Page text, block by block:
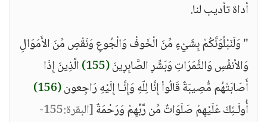
أداة تأديب لنا.
" وَلَنَبْلُوَنَّكُمْ بِشَيْءٍ مِّنَ الْخَوفْ وَالْجُوعِ وَنَقْصٍ مِّنَ الأَمَوَالِ
وَالأنفُسِ وَالثَّمَرَاتِ وَبَشِّرِ الصَّابِرِينَ(155)
الَّذِينَ إِذَا
أَصَابَتْهُم مُّصِيبَةٌ قَالُواْ إِنَّا لِلّهِ وَإِنَّـا إِلَيْهِ رَاجِعون(156)
أُولَـئِكَ عَلَيْهِمْ صَلَوَاتٌ مِّن رَّبِّهِمْ وَرَحْمَةٌ
[البقرة:155-